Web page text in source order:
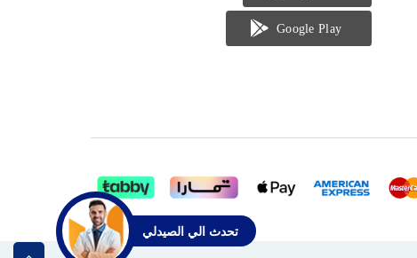
تحدث الي الصيدلي